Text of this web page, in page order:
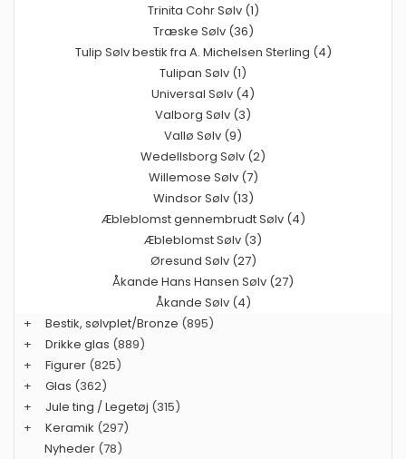
Trinita Cohr Sølv (1)
Træske Sølv (36)
Tulip Sølv bestik fra A. Michelsen Sterling (4)
Tulipan Sølv (1)
Universal Sølv (4)
Valborg Sølv (3)
Vallø Sølv (9)
Wedellsborg Sølv (2)
Willemose Sølv (7)
Windsor Sølv (13)
Æbleblomst gennembrudt Sølv (4)
Æbleblomst Sølv (3)
Øresund Sølv (27)
Åkande Hans Hansen Sølv (27)
Åkande Sølv (4)
+
Bestik, sølvplet/Bronze (895)
+
Drikke glas (889)
+
Figurer (825)
+
Glas (362)
+
Jule ting / Legetøj (315)
+
Keramik (297)
Nyheder (78)